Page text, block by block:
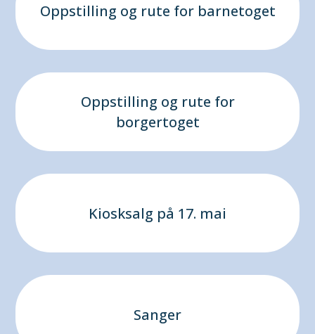
Oppstilling og rute for barnetoget
Oppstilling og rute for
borgertoget
Kiosksalg på 17. mai
Sanger